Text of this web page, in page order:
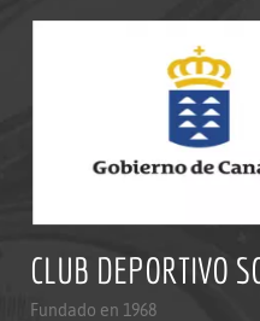
CLUB DEPORTIVO
Fundado en 1968